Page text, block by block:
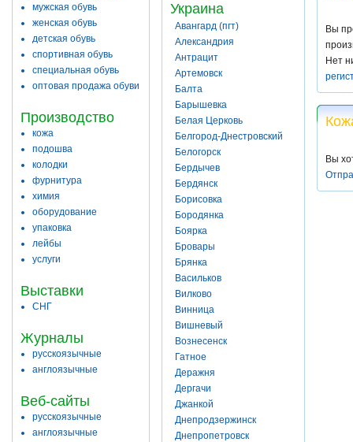
мужская обувь
женская обувь
детская обувь
спортивная обувь
специальная обувь
оптовая продажа обуви
Производство
кожа
подошва
колодки
фурнитура
химия
оборудование
упаковка
лейбы
услуги
Выставки
СНГ
Журналы
русскоязычные
англоязычные
Веб-сайты
русскоязычные
англоязычные
Украина
Авангард (пгт)
Александрия
Антрацит
Артемовск
Балта
Барышевка
Белая Церковь
Белгород-Днестровский
Белогорск
Бердычев
Бердянск
Борисовка
Бородянка
Боярка
Бровары
Брянка
Васильков
Вилково
Винница
Вишневый
Вознесенск
Гатное
Деражня
Дергачи
Джанкой
Днепродзержинск
Днепропетровск
Вы
Нет
Вы